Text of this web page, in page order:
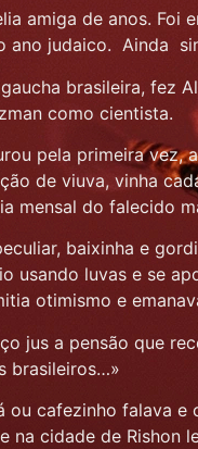
amiga de anos. Foi
ano judaico. Ainda
brasileira, fez
como cientista.
pela primeira vez,
de viuva, vinha
mensal do falecido
baixinha e
usando luvas e se
otimismo e
jus a pensão que
brasileiros…»
ou cafezinho falava
na cidade de Rishon